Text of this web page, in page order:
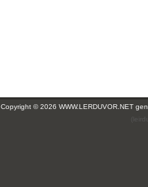
Copyright © 2026 WWW.LERDUVOR.NET